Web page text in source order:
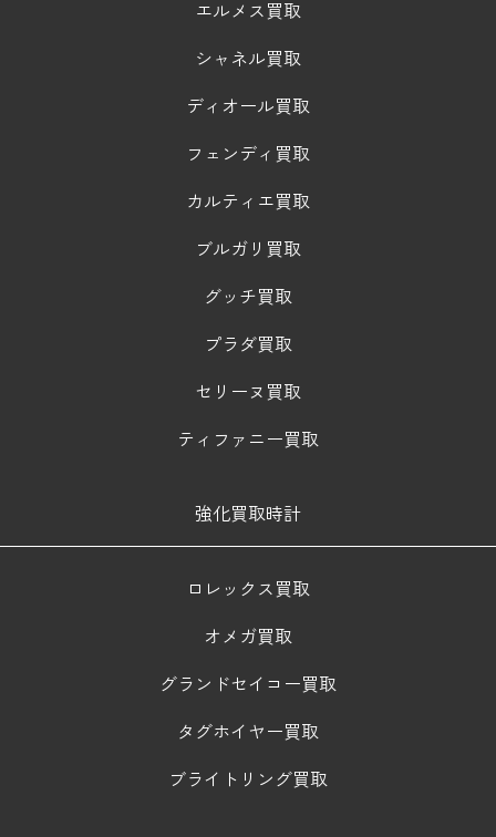
エルメス買取
シャネル買取
ディオール買取
フェンディ買取
カルティエ買取
ブルガリ買取
グッチ買取
プラダ買取
セリーヌ買取
ティファニー買取
強化買取時計
ロレックス買取
オメガ買取
グランドセイコー買取
タグホイヤー買取
ブライトリング買取